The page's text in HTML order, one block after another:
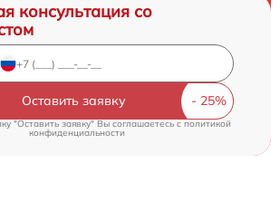
консультация со
Оставить заявку
"Оставить заявку" Вы соглашаетесь c политикой
конфиденциальности